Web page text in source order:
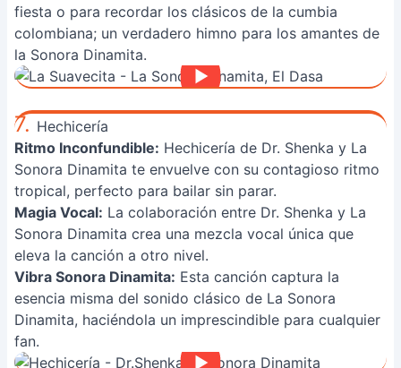
fiesta o para recordar los clásicos de la cumbia
colombiana; un verdadero himno para los amantes de
la Sonora Dinamita.
7. Hechicería
Ritmo Inconfundible: Hechicería de Dr. Shenka y La
Sonora Dinamita te envuelve con su contagioso ritmo
tropical, perfecto para bailar sin parar.
Magia Vocal: La colaboración entre Dr. Shenka y La
Sonora Dinamita crea una mezcla vocal única que
eleva la canción a otro nivel.
Vibra Sonora Dinamita: Esta canción captura la
esencia misma del sonido clásico de La Sonora
Dinamita, haciéndola un imprescindible para cualquier
fan.